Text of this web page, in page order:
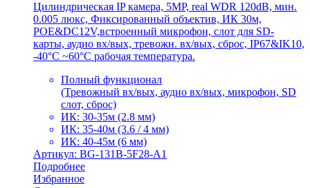
Цилиндрическая IP камера, 5MP, real WDR 120dB, мин.
0.005 люкс, Фиксированный объектив, ИК 30м,
POE&DC12V,встроенный микрофон, слот для SD-
карты, аудио вх/вых, тревожн. вх/вых, сброс, IP67&IK10,
-40°C ~60°C рабочая температура.
Полный функционал
(Тревожный вх/вых, аудио вх/вых, микрофон, SD
слот, сброс)
ИК: 30-35м (2.8 мм)
ИК: 35-40м (3.6 / 4 мм)
ИК: 40-45м (6 мм)
Артикул: BG-131B-5F28-A1
Подробнее
Избранное